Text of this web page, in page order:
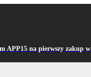
APP15 na pierwszy zakup w